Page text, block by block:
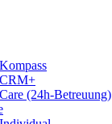
(24h-Betreuung)